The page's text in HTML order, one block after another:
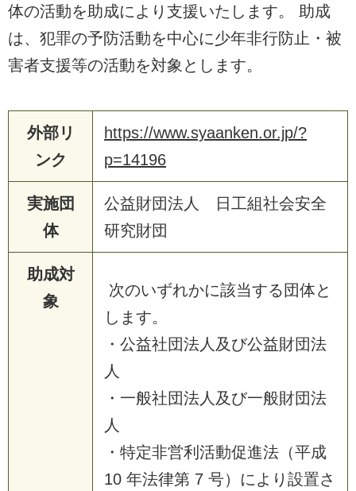
体の活動を助成により支援いたします。 助成
は、犯罪の予防活動を中心に少年非行防止・被
害者支援等の活動を対象とします。
外部リ
ンク
https://www.syaanken.or.jp/?
p=14196
実施団
体
公益財団法人 日工組社会安全
研究財団
助成対
象
次のいずれかに該当する団体と
します。
・公益社団法人及び公益財団法
人
・一般社団法人及び一般財団法
人
・特定非営利活動促進法（平成
10 年法律第 7 号）により設置さ